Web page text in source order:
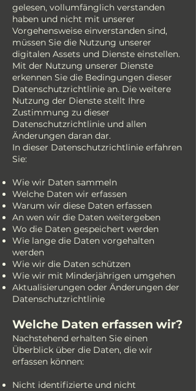
gelesen, vollumfänglich verstanden
haben und nicht mit unserer
Vorgehensweise einverstanden sind,
müssen Sie die Nutzung unserer
digitalen Assets und Dienste einstellen.
Mit der Nutzung unserer Dienste
erkennen Sie die Bedingungen dieser
Datenschutzrichtlinie an. Die weitere
Nutzung der Dienste stellt Ihre
Zustimmung zu dieser
Datenschutzrichtlinie und allen
Änderungen daran dar.
In dieser Datenschutzrichtlinie erfahren
Sie:
Wie wir Daten sammeln
Welche Daten wir erfassen
Warum wir diese Daten erfassen
An wen wir die Daten weitergeben
Wo die Daten gespeichert werden
Wie lange die Daten vorgehalten
werden
Wie wir die Daten schützen
Wie wir mit Minderjährigen umgehen
Aktualisierungen oder Änderungen der
Datenschutzrichtlinie
Welche Daten erfassen wir?
Nachstehend erhalten Sie einen
Überblick über die Daten, die wir
erfassen können:
Nicht identifizierte und nicht